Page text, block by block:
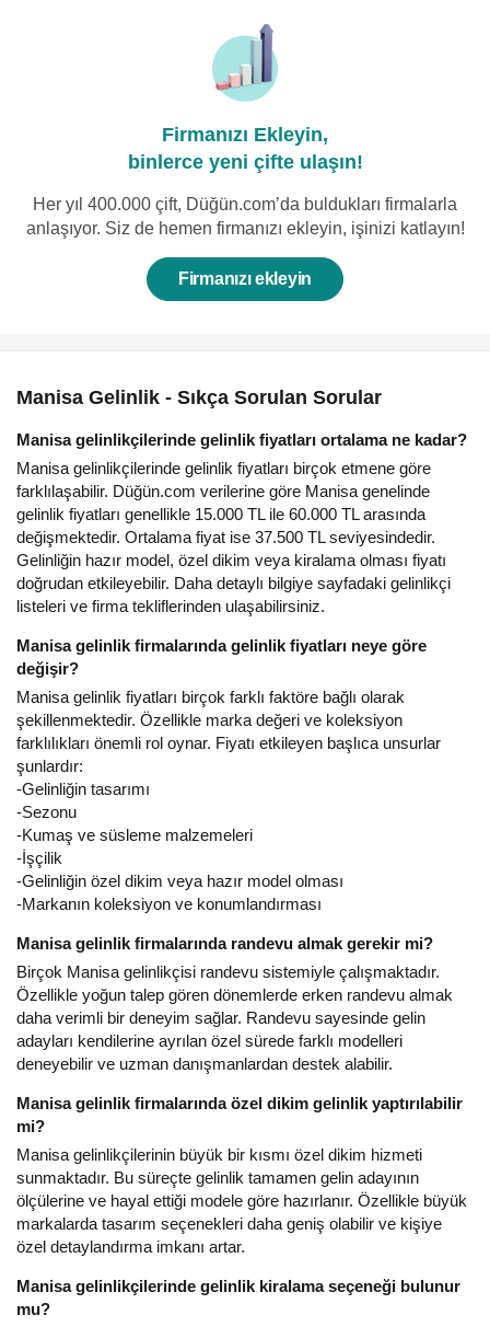
Firmanızı Ekleyin,
binlerce yeni çifte ulaşın!
Her yıl 400.000 çift, Düğün.com’da buldukları firmalarla
anlaşıyor. Siz de hemen firmanızı ekleyin, işinizi katlayın!
Firmanızı ekleyin
Manisa Gelinlik - Sıkça Sorulan Sorular
Manisa gelinlikçilerinde gelinlik fiyatları ortalama ne kadar?
Manisa gelinlikçilerinde gelinlik fiyatları birçok etmene göre
farklılaşabilir. Düğün.com verilerine göre Manisa genelinde
gelinlik fiyatları genellikle 15.000 TL ile 60.000 TL arasında
değişmektedir. Ortalama fiyat ise 37.500 TL seviyesindedir.
Gelinliğin hazır model, özel dikim veya kiralama olması fiyatı
doğrudan etkileyebilir. Daha detaylı bilgiye sayfadaki gelinlikçi
listeleri ve firma tekliflerinden ulaşabilirsiniz.
Manisa gelinlik firmalarında gelinlik fiyatları neye göre
değişir?
Manisa gelinlik fiyatları birçok farklı faktöre bağlı olarak
şekillenmektedir. Özellikle marka değeri ve koleksiyon
farklılıkları önemli rol oynar. Fiyatı etkileyen başlıca unsurlar
şunlardır:
-Gelinliğin tasarımı
-Sezonu
-Kumaş ve süsleme malzemeleri
-İşçilik
-Gelinliğin özel dikim veya hazır model olması
-Markanın koleksiyon ve konumlandırması
Manisa gelinlik firmalarında randevu almak gerekir mi?
Birçok Manisa gelinlikçisi randevu sistemiyle çalışmaktadır.
Özellikle yoğun talep gören dönemlerde erken randevu almak
daha verimli bir deneyim sağlar. Randevu sayesinde gelin
adayları kendilerine ayrılan özel sürede farklı modelleri
deneyebilir ve uzman danışmanlardan destek alabilir.
Manisa gelinlik firmalarında özel dikim gelinlik yaptırılabilir
mi?
Manisa gelinlikçilerinin büyük bir kısmı özel dikim hizmeti
sunmaktadır. Bu süreçte gelinlik tamamen gelin adayının
ölçülerine ve hayal ettiği modele göre hazırlanır. Özellikle büyük
markalarda tasarım seçenekleri daha geniş olabilir ve kişiye
özel detaylandırma imkanı artar.
Manisa gelinlikçilerinde gelinlik kiralama seçeneği bulunur
mu?